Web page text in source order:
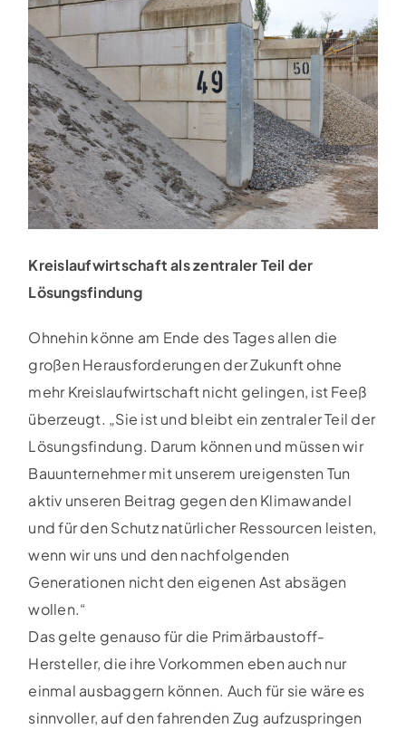
Kreislaufwirtschaft als zentraler Teil der
Lösungsfindung
Ohnehin könne am Ende des Tages allen die
großen Herausforderungen der Zukunft ohne
mehr Kreislaufwirtschaft nicht gelingen, ist Feeß
überzeugt. „Sie ist und bleibt ein zentraler Teil der
Lösungsfindung. Darum können und müssen wir
Bauunternehmer mit unserem ureigensten Tun
aktiv unseren Beitrag gegen den Klimawandel
und für den Schutz natürlicher Ressourcen leisten,
wenn wir uns und den nachfolgenden
Generationen nicht den eigenen Ast absägen
wollen.“
Das gelte genauso für die Primärbaustoff-
Hersteller, die ihre Vorkommen eben auch nur
einmal ausbaggern können. Auch für sie wäre es
sinnvoller, auf den fahrenden Zug aufzuspringen